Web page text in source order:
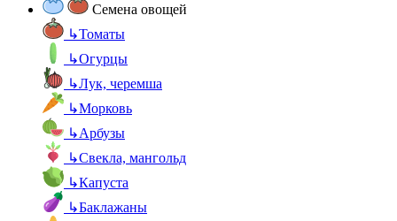
Семена овощей
↳Томаты
↳Огурцы
↳Лук, черемша
↳Морковь
↳Арбузы
↳Свекла, мангольд
↳Капуста
↳Баклажаны